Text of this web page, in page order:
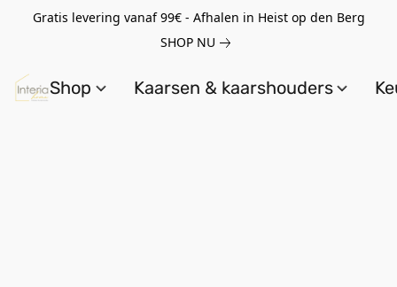
Gratis levering vanaf 99€ - Afhalen in Heist op den Berg
SHOP NU
Shop Kaarsen & kaarshouders